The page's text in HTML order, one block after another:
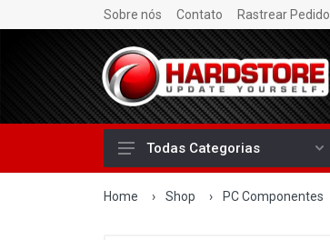
Sobre nós Contato Rastrear Pedido
Todas Categorias
Home › Shop › PC Componentes